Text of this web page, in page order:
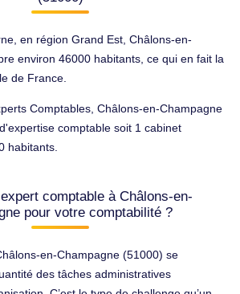
en région Grand Est, Châlons-en-
environ 46000 habitants, ce qui en fait la
de France.
Comptables, Châlons-en-Champagne
comptable soit 1 cabinet
habitants.
comptable à Châlons-en-
pour votre comptabilité ?
en-Champagne (51000) se
des tâches administratives